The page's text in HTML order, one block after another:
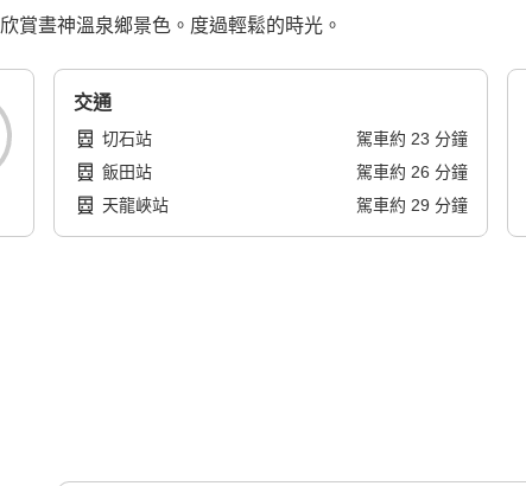
賞晝神溫泉鄉景色。度過輕鬆的時光。
交通
切石站 駕車約 23 分鐘
飯田站
駕車約 26 分鐘
天龍峽站
駕車約 29 分鐘